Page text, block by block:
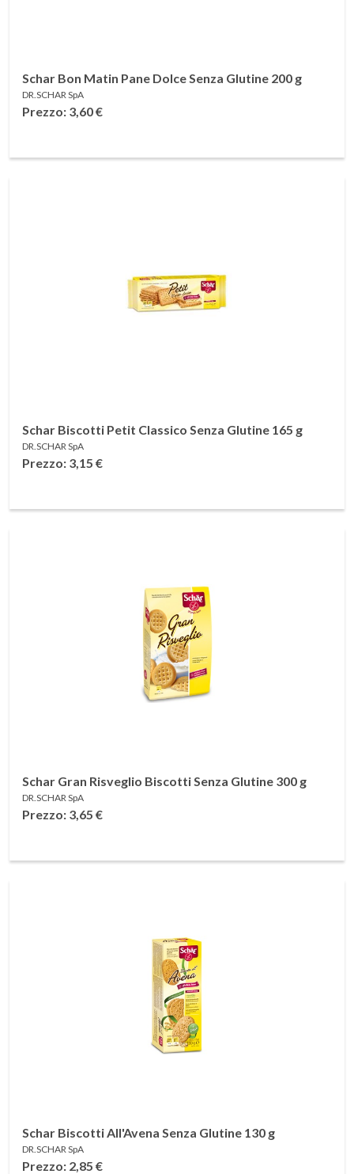
Schar Bon Matin Pane Dolce Senza Glutine 200 g
DR.SCHAR SpA
Prezzo: 3,60€
Schar Biscotti Petit Classico Senza Glutine 165 g
DR.SCHAR SpA
Prezzo: 3,15 €
Schar Gran Risveglio Biscotti Senza Glutine 300 g
DR.SCHAR SpA
Prezzo: 3,65 €
Schar Biscotti All'Avena Senza Glutine 130 g
DR.SCHAR SpA
Prezzo: 2,85 €